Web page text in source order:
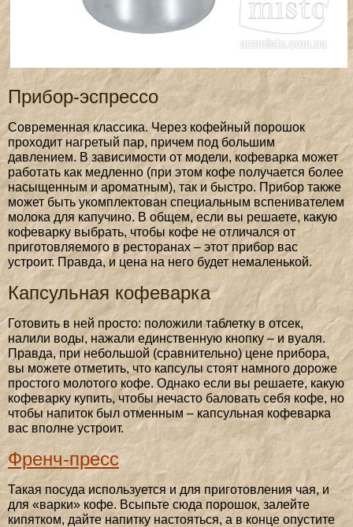
Прибор-эспрессо
Современная классика. Через кофейный порошок
проходит нагретый пар, причем под большим
давлением. В зависимости от модели, кофеварка может
работать как медленно (при этом кофе получается более
насыщенным и ароматным), так и быстро. Прибор также
может быть укомплектован специальным вспенивателем
молока для капучино. В общем, если вы решаете, какую
кофеварку выбрать, чтобы кофе не отличался от
приготовляемого в ресторанах – этот прибор вас
устроит. Правда, и цена на него будет немаленькой.
Капсульная кофеварка
Готовить в ней просто: положили таблетку в отсек,
налили воды, нажали единственную кнопку – и вуаля.
Правда, при небольшой (сравнительно) цене прибора,
вы можете отметить, что капсулы стоят намного дороже
простого молотого кофе. Однако если вы решаете, какую
кофеварку купить, чтобы нечасто баловать себя кофе, но
чтобы напиток был отменным – капсульная кофеварка
вас вполне устроит.
Френч-пресс
Такая посуда используется и для приготовления чая, и
для «варки» кофе. Всыпьте сюда порошок, залейте
кипятком, дайте напитку настояться, а в конце опустите